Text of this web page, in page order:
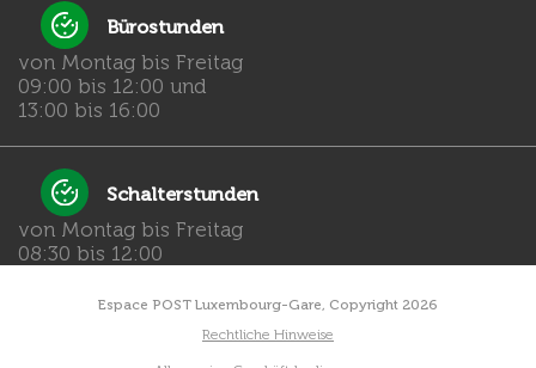
Bürostunden
von Montag bis Freitag
09:00 bis 12:00 und
13:00 bis 16:00
Schalterstunden
von Montag bis Freitag
08:30 bis 12:00